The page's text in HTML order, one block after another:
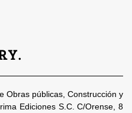
Obras públicas, Construcción y
Ediciones S.C. C/Orense, 8